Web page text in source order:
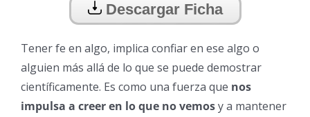
Descargar Ficha
Tener fe en algo, implica confiar en ese algo o
alguien más allá de lo que se puede demostrar
científicamente. Es como una fuerza que nos
impulsa a creer en lo que no vemosy a mantener